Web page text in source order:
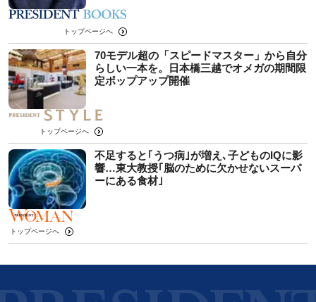
トップページへ
70モデル超の「スピードマスター」から自分
らしい一本を。日本橋三越でオメガの期間限
定ポップアップ開催
トップページへ
不足すると｢うつ病｣が増え､子どものIQに影
響…東大教授｢脳のために欠かせないスーパ
ーにある食材｣
トップページへ